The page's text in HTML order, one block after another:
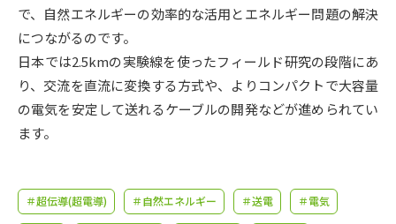
先輩が入学を決めた理由 テレメール全国一斉進学調査
新生活お役立ちガイド
大学で学びたい学問発見
で、自然エネルギーの効率的な活用とエネルギー問題の解決
につながるのです。
日本では2.5kmの実験線を使ったフィールド研究の段階にあ
り、交流を直流に変換する方式や、よりコンパクトで大容量
の電気を安定して送れるケーブルの開発などが進められてい
ます。
＃超伝導(超電導) ＃自然エネルギー ＃送電 ＃電気